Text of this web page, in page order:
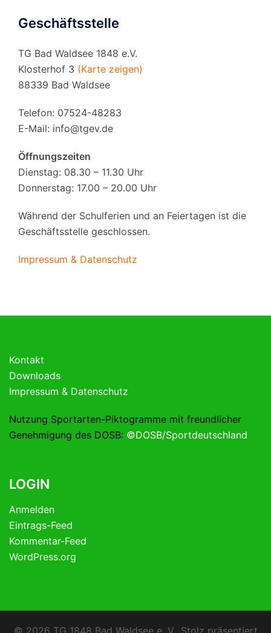
Geschäftsstelle
TG Bad Waldsee 1848 e.V.
Klosterhof 3 (Karte zeigen)
88339 Bad Waldsee
Telefon: 07524-48283
E-Mail: info@tgev.de
Öffnungszeiten
Dienstag: 08.30 – 11.30 Uhr
Donnerstag: 17.00 – 20.00 Uhr
Während der Schulferien und an Feiertagen ist die
Geschäftsstelle geschlossen.
Impressum & Datenschutz
Kontakt
Downloads
Impressum & Datenschutz
Nutzung Sportarten-Piktogramme mit freundlicher
Genehmigung des DOSB: ©DOSB/Sportdeutschland
LOGIN
Anmelden
Eintrags-Feed
Kommentar-Feed
WordPress.org